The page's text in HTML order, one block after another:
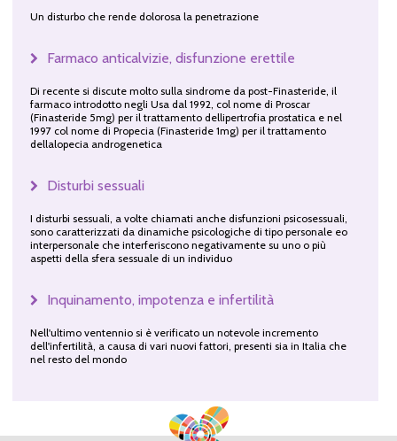
Un disturbo che rende dolorosa la penetrazione
Farmaco anticalvizie, disfunzione erettile
Di recente si discute molto sulla sindrome da post-Finasteride, il
farmaco introdotto negli Usa dal 1992, col nome di Proscar
(Finasteride 5mg) per il trattamento dellipertrofia prostatica e nel
1997 col nome di Propecia (Finasteride 1mg) per il trattamento
dellalopecia androgenetica
Disturbi sessuali
I disturbi sessuali, a volte chiamati anche disfunzioni psicosessuali,
sono caratterizzati da dinamiche psicologiche di tipo personale eo
interpersonale che interferiscono negativamente su uno o più
aspetti della sfera sessuale di un individuo
Inquinamento, impotenza e infertilità
Nell'ultimo ventennio si è verificato un notevole incremento
dell'infertilità, a causa di vari nuovi fattori, presenti sia in Italia che
nel resto del mondo